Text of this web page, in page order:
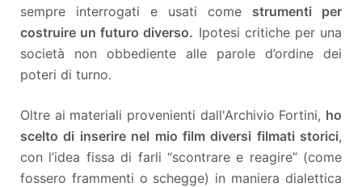
sempre interrogati e usati come strumenti per
costruire un futuro diverso. Ipotesi critiche per una
società non obbediente alle parole d’ordine dei
poteri di turno.
Oltre ai materiali provenienti dall'Archivio Fortini, ho
scelto di inserire nel mio film diversi filmati storici,
con l’idea fissa di farli “scontrare e reagire” (come
fossero frammenti o schegge) in maniera dialettica